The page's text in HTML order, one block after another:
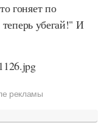
гоняет по
убегай!" И
рекламы